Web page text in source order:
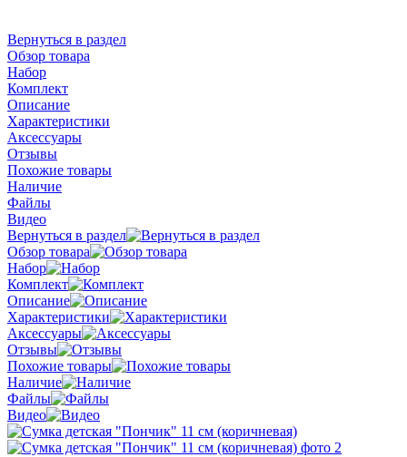
Вернуться в раздел
Обзор товара
Набор
Комплект
Описание
Характеристики
Аксессуары
Отзывы
Похожие товары
Наличие
Файлы
Видео
Вернуться в раздел
Обзор товара
Набор
Комплект
Описание
Характеристики
Аксессуары
Отзывы
Похожие товары
Наличие
Файлы
Видео